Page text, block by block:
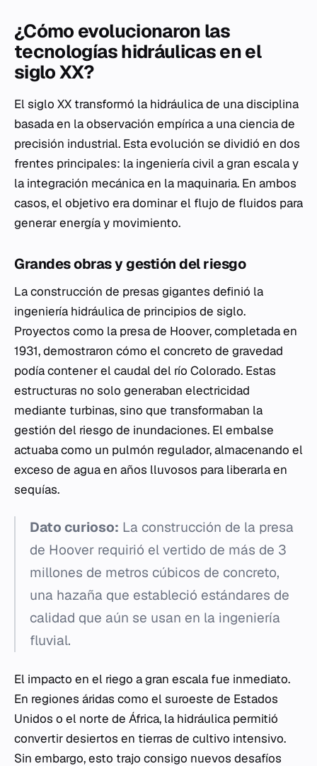
¿Cómo evolucionaron las
tecnologías hidráulicas en el
siglo XX?
El siglo XX transformó la hidráulica de una disciplina
basada en la observación empírica a una ciencia de
precisión industrial. Esta evolución se dividió en dos
frentes principales: la ingeniería civil a gran escala y
la integración mecánica en la maquinaria. En ambos
casos, el objetivo era dominar el flujo de fluidos para
generar energía y movimiento.
Grandes obras y gestión del riesgo
La construcción de presas gigantes definió la
ingeniería hidráulica de principios de siglo.
Proyectos como la presa de Hoover, completada en
1931, demostraron cómo el concreto de gravedad
podía contener el caudal del río Colorado. Estas
estructuras no solo generaban electricidad
mediante turbinas, sino que transformaban la
gestión del riesgo de inundaciones. El embalse
actuaba como un pulmón regulador, almacenando el
exceso de agua en años lluvosos para liberarla en
sequías.
Dato curioso: La construcción de la presa
de Hoover requirió el vertido de más de 3
millones de metros cúbicos de concreto,
una hazaña que estableció estándares de
calidad que aún se usan en la ingeniería
fluvial.
El impacto en el riego a gran escala fue inmediato.
En regiones áridas como el suroeste de Estados
Unidos o el norte de África, la hidráulica permitió
convertir desiertos en tierras de cultivo intensivo.
Sin embargo, esto trajo consigo nuevos desafíos